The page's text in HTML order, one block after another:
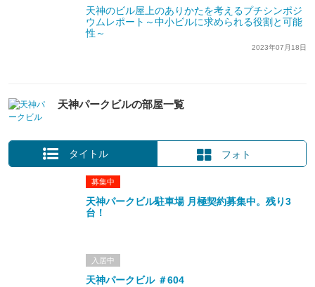
天神のビル屋上のありかたを考えるプチシンポジ
ウムレポート～中小ビルに求められる役割と可能
性～
2023年07月18日
天神パークビルの部屋一覧
タイトル フォト
募集中
天神パークビル駐車場 月極契約募集中。残り3
台！
入居中
天神パークビル ＃604